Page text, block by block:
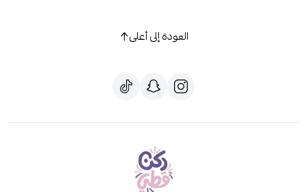
العودة إلى أعلى